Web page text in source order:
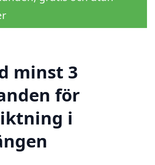
minst 3
för
i